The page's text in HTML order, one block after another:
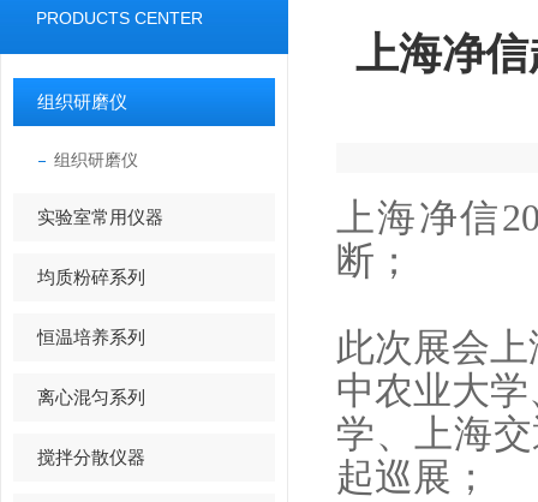
PRODUCTS CENTER
组织研磨仪
组织研磨仪
实验室常用仪器
均质粉碎系列
恒温培养系列
离心混匀系列
搅拌分散仪器
上海净
上海净信
断；
此次展会
中农业大
学、上海
起巡展；